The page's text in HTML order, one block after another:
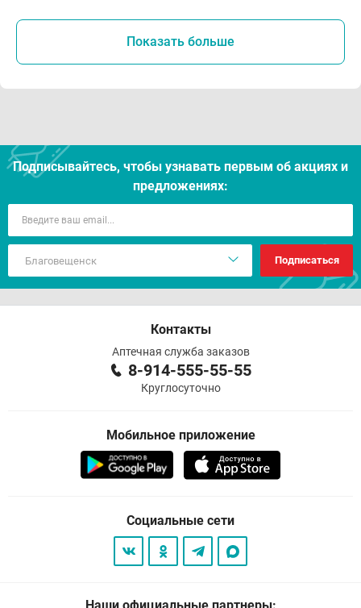
Показать больше
Подписывайтесь, чтобы узнавать первым об акцияx и
предложениях:
Подписаться
Контакты
Аптечная служба заказов
8-914-555-55-55
Круглосуточно
Мобильное приложение
Социальные сети